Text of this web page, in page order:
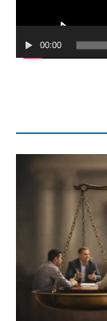
00:00